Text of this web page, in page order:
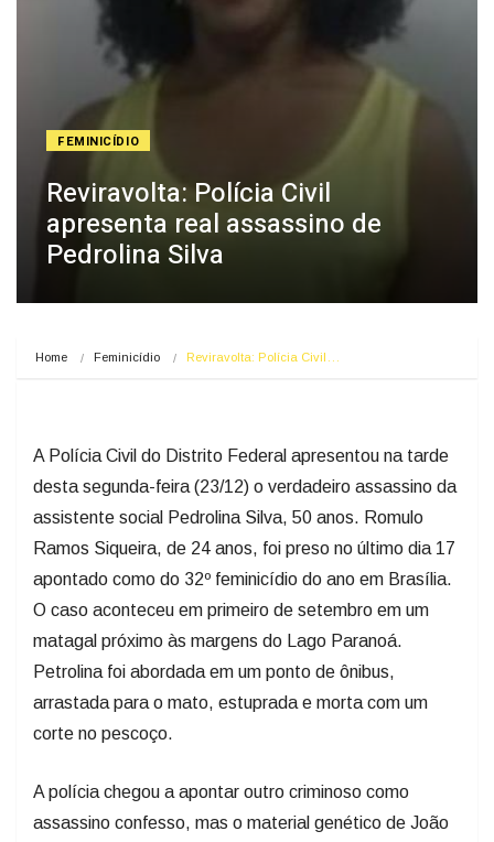
FEMINICÍDIO
Reviravolta: Polícia Civil
apresenta real assassino de
Pedrolina Silva
Home Feminicídio Reviravolta: Polícia Civil…
A Polícia Civil do Distrito Federal apresentou na tarde
desta segunda-feira (23/12) o verdadeiro assassino da
assistente social Pedrolina Silva, 50 anos. Romulo
Ramos Siqueira, de 24 anos, foi preso no último dia 17
apontado como do 32º feminicídio do ano em Brasília.
O caso aconteceu em primeiro de setembro em um
matagal próximo às margens do Lago Paranoá.
Petrolina foi abordada em um ponto de ônibus,
arrastada para o mato, estuprada e morta com um
corte no pescoço.
A polícia chegou a apontar outro criminoso como
assassino confesso, mas o material genético de João